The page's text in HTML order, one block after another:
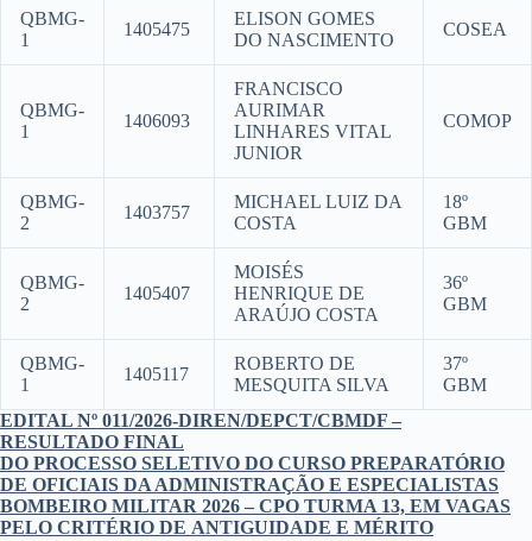
QBMG-
1
1405475
ELISON GOMES
DO NASCIMENTO
COSEA
QBMG-
1
1406093
FRANCISCO
AURIMAR
LINHARES VITAL
JUNIOR
COMOP
QBMG-
2
1403757
MICHAEL LUIZ DA
COSTA
18º
GBM
QBMG-
2
1405407
MOISÉS
HENRIQUE DE
ARAÚJO COSTA
36º
GBM
QBMG-
1
1405117
ROBERTO DE
MESQUITA SILVA
37º
GBM
EDITAL Nº 011/2026-DIREN/DEPCT/CBMDF –
RESULTADO FINAL
DO PROCESSO SELETIVO DO CURSO PREPARATÓRIO
DE OFICIAIS DA ADMINISTRAÇÃO E ESPECIALISTAS
BOMBEIRO MILITAR 2026 – CPO TURMA 13, EM VAGAS
PELO CRITÉRIO DE ANTIGUIDADE E MÉRITO